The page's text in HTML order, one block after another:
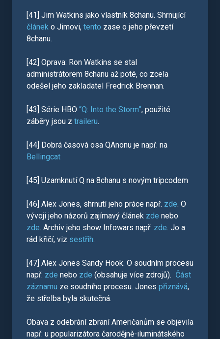
[41] Jim Watkins jako vlastník 8chanu. Shrnující
článek o Jimovi, tento zase o jeho převzetí
8chanu.
[42] Oprava: Ron Watkins se stal
administrátorem 8chanu až poté, co zcela
odešel jeho zakladatel Fredrick Brennan.
[43] Série HBO “Q: Into the Storm”, použité
záběry jsou z traileru.
[44] Dobrá časová osa QAnonu je např. na
Bellingcat
[45] Uzamknutí Q na 8chanu s novým tripcodem
[46] Alex Jones, shrnutí jeho práce např. zde. O
vývoji jeho názorů zajímavý článek zde nebo
zde. Archiv jeho show Infowars např. zde. Jo a
rád křičí, viz sestřih.
[47] Alex Jones Sandy Hook. O soudním procesu
např. zde nebo zde (obsahuje více zdrojů). Část
záznamu ze soudního procesu. Jones přiznává,
že střelba byla skutečná.
Obava z odebrání zbraní Američanům se objevila
např. u popularizátora čarodějně-iluminátského